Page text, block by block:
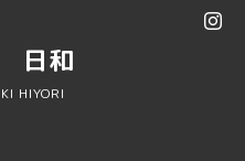
日和
HIYORI